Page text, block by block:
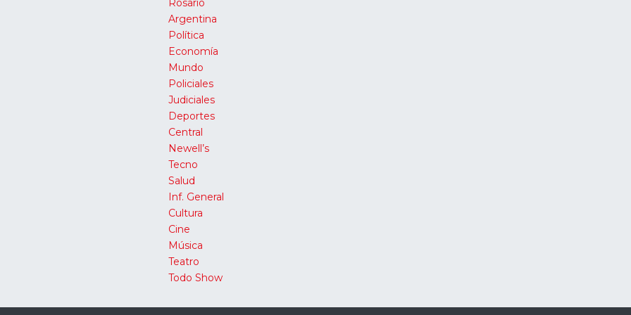
Rosario
Argentina
Política
Economía
Mundo
Policiales
Judiciales
Deportes
Central
Newell’s
Tecno
Salud
Inf. General
Cultura
Cine
Música
Teatro
Todo Show